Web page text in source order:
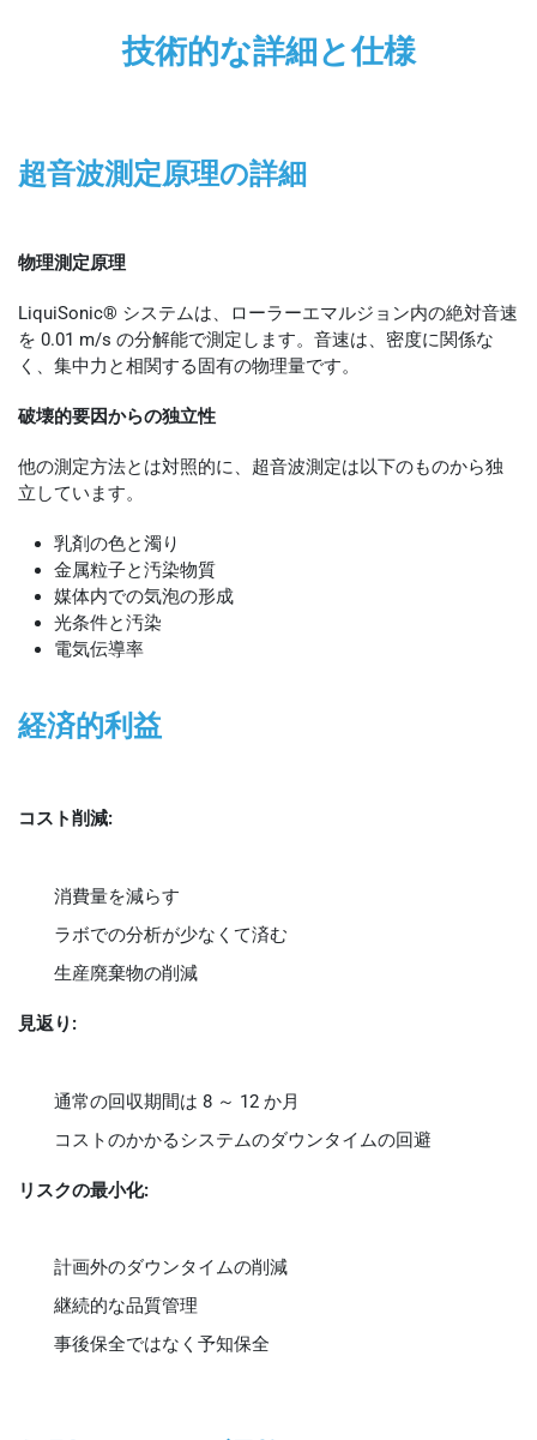
技術的な詳細と仕様
超音波測定原理の詳細
物理測定原理
LiquiSonic® システムは、ローラーエマルジョン内の絶対音速
を 0.01 m/s の分解能で測定します。音速は、密度に関係な
く、集中力と相関する固有の物理量です。
破壊的要因からの独立性
他の測定方法とは対照的に、超音波測定は以下のものから独
立しています。
乳剤の色と濁り
金属粒子と汚染物質
媒体内での気泡の形成
光条件と汚染
電気伝導率
経済的利益
コスト削減:
消費量を減らす
ラボでの分析が少なくて済む
生産廃棄物の削減
見返り:
通常の回収期間は 8 ～ 12 か月
コストのかかるシステムのダウンタイムの回避
リスクの最小化:
計画外のダウンタイムの削減
継続的な品質管理
事後保全ではなく予知保全